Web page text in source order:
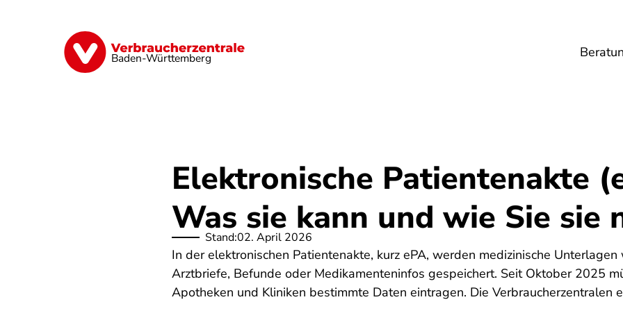
Baden-Württemberg
Geld & Versicherungen Digitales
Elektronische Patientenakte
Was sie kann und wie Sie sie
Stand:02. April 2026
In der elektronischen Patientenakte, kurz ePA, werden medizinische
Arztbriefe, Befunde oder Medikamenteninfos gespeichert. Seit Oktober 2025
Apotheken und Kliniken bestimmte Daten eintragen. Die Verbraucherzentralen